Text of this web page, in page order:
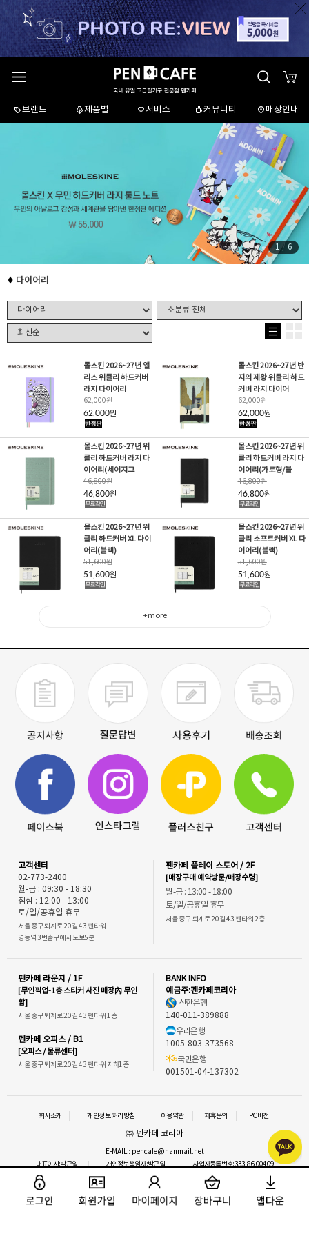
브랜드 제품별 서비스 커뮤니티 매장안내
1 / 6
다이어리
몰스킨 2026~27년 앨
리스 위클리 하드커버
라지 다이어리
62,000원
62,000원
몰스킨 2026~27년 반
지의 제왕 위클리 하드
커버 라지 다이어
62,000원
62,000원
몰스킨 2026~27년 위
클리 하드커버 라지 다
이어리(세이지그
46,800원
46,800원
몰스킨 2026~27년 위
클리 하드커버 라지 다
이어리(가로형/블
46,800원
46,800원
몰스킨 2026~27년 위
클리 하드커버 XL 다이
어리(블랙)
51,600원
51,600원
몰스킨 2026~27년 위
클리 소프트커버 XL 다
이어리(블랙)
51,600원
51,600원
+more
고객센터
02-773-2400
월-금 : 09:30 - 18:30
점심 : 12:00 - 13:00
토/일/공휴일 휴무
서울 중구 퇴계로 20길 43 펜타워
명동역 3번출구에서 도보5분
펜카페 플레이 스토어 / 2F
[매장구매 예약방문/매장수령]
월-금 : 13:00 - 18:00
토/일/공휴일 휴무
서울 중구 퇴계로 20길 43 펜타워 2층
펜카페 라운지 / 1F
[무인픽업-1층 스티커 사진 매장內 무인
함]
서울 중구 퇴계로 20길 43 펜타워 1층
펜카페 오피스 / B1
[오피스 / 물류센터]
서울 중구 퇴계로 20길 43 펜타워 지하1층
BANK INFO
예금주:펜카페코리아
신한은행
140-011-389888
우리은행
1005-803-373568
국민은행
001501-04-137302
회사소개 개인정보 처리방침 이용약관 제휴문의 PC버전
㈜ 펜카페 코리아
E-MAIL : pencafe@hanmail.net
대표이사:박근일
개인정보책임자:박근일
사업자등록번호:333-86-00409
통신판매업신고 : 2016-서울중구-1292
사업자정보확인 이메일 문의